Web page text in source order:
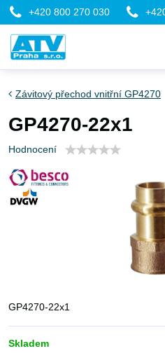
+420 800 270 030
Závitový přechod vnitřní GP4270
GP4270-22x1
Hodnocení
GP4270-22x1
Skladem